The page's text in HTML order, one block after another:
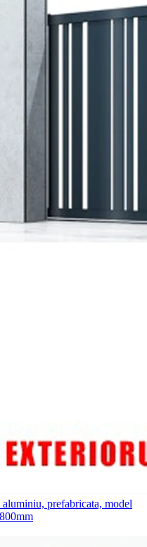
prefabricata, model